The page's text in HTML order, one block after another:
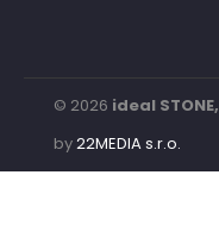
© 2026 ideal STONE,
by22MEDIA s.r.o.